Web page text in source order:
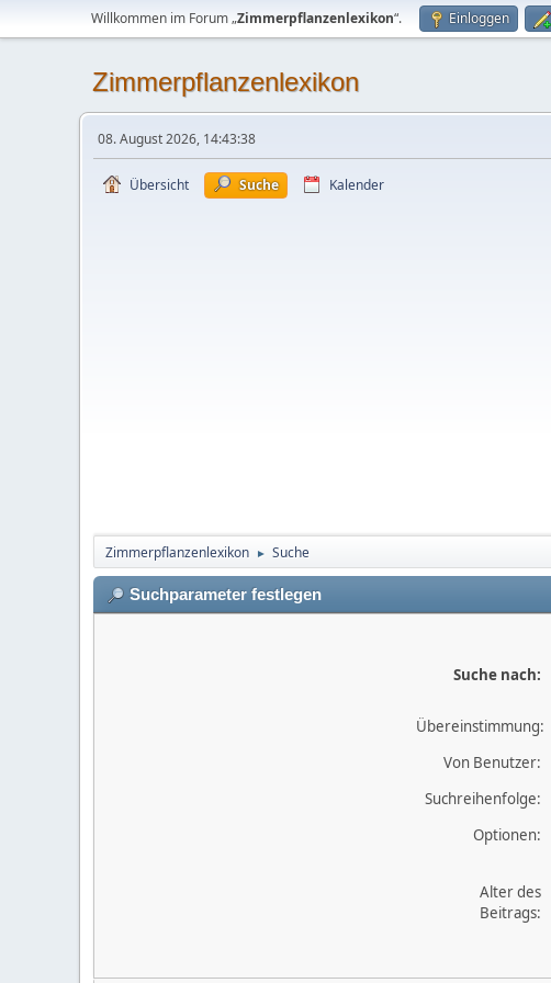
Willkommen im Forum „Zimmerpflanzenlexikon“. Einloggen
Zimmerpflanzenlexikon
08. August 2026, 14:43:38
Übersicht Suche Kalender
Zimmerpflanzenlexikon ► Suche
Suchparameter festlegen
Suche nach:
Übereinstimmung:
Von Benutzer:
Suchreihenfolge:
Optionen:
Alter des
Beitrags: